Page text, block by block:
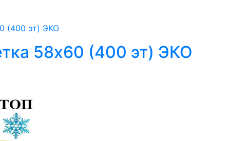
58х60 (400 эт) ЭКО